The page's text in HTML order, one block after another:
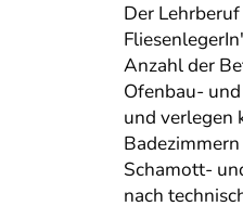
Der
Anzahl der
Ofenbau-
und verlegen
Schamott-
nach